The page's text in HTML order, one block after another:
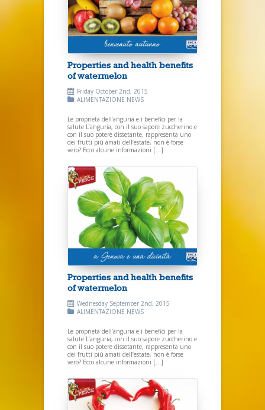
Properties and health benefits
of watermelon
Friday October 2nd, 2015
ALIMENTAZIONE NEWS
Le proprietà dell’anguria e i benefici per la
salute L’anguria, con il suo sapore zuccherino e
con il suo potere dissetante, rappresenta uno
dei frutti più amati dell’estate, non è forse
vero? Ecco alcune informazioni […]
Properties and health benefits
of watermelon
Wednesday September 2nd, 2015
ALIMENTAZIONE NEWS
Le proprietà dell’anguria e i benefici per la
salute L’anguria, con il suo sapore zuccherino e
con il suo potere dissetante, rappresenta uno
dei frutti più amati dell’estate, non è forse
vero? Ecco alcune informazioni […]